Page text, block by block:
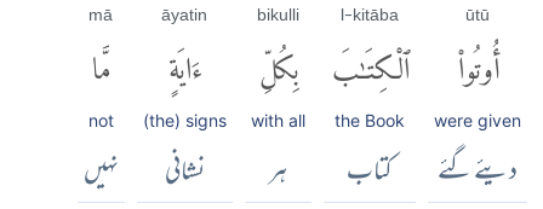
ūtū
أُوتُوا۟
were given
دیئے گئے
l-kitāba
ٱلْكِتَٰبَ
the Book
کتاب
bikulli
بِكُلِّ
with all
ہر
āyatin
ءَايَةٍ
(the) signs
نشانی
mā
مَّا
not
نہیں